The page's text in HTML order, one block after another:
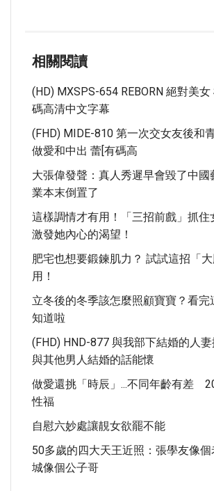
相關閱讀
(HD) MXSPS-654 REBORN 絕對美
碼高清中文字幕
(FHD) MIDE-810 第一次交女友後和
做愛和中出 蕾[有碼高
大張偉發聲：真人秀遲早會毀了中國
業本末倒置了
這樣調情才有用！「三招前戲」抓住
激發她內心的渴望！
肥宅也想要鍛鍊肌力？ 試試這招「
用！
立冬後的冬季該怎麼照顧寶寶？看完
知道啦
(FHD) HND-877 與我部下結婚的人
與其他男人結婚的話能懷
做愛還挑「時辰」...不同年齡有差
性福
自慰六妙處讓靚女欲罷不能
50多歲的四大天王近照：張學友像個
城像個公子哥